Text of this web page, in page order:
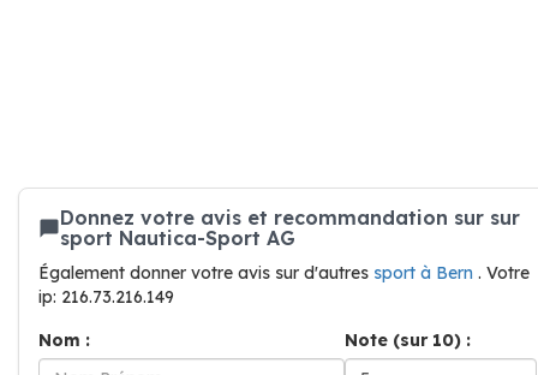
Donnez votre avis et recommandation sur sur
sport Nautica-Sport AG
Également donner votre avis sur d'autres sport à Bern . Votre
ip: 216.73.216.149
Nom :
Note (sur 10) :